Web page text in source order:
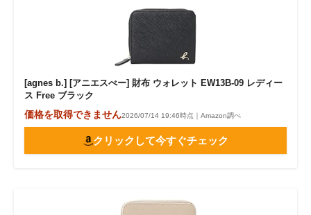
[agnes b.] [アニエスべー] 財布 ウォレット EW13B-09 レディー
ス Free ブラック
価格を取得できません2026/07/14 19:46時点｜Amazon調べ
クリックして今すぐチェック